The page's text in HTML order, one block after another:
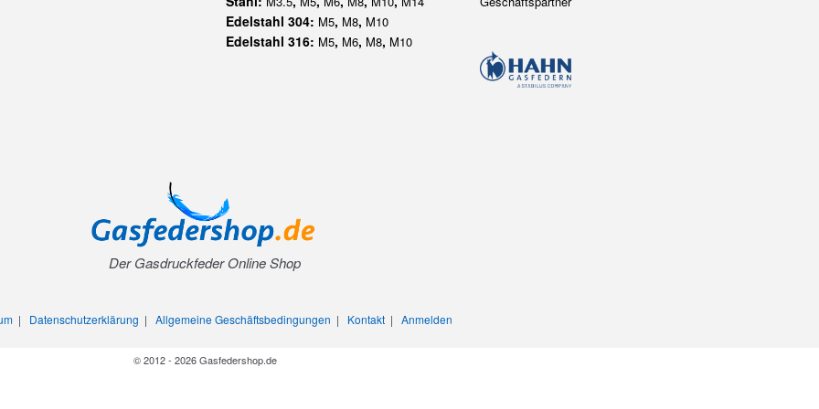
Edelstahl 304: M5, M8, M10
Edelstahl 316: M5, M6, M8, M10
Der Gasdruckfeder Online Shop
| Datenschutzerklärung | Allgemeine Geschäftsbedingungen | Kontakt| Anmelden
© 2012 - 2026 Gasfedershop.de